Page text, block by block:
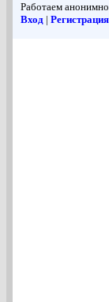
Работаем
Вход | Регистрация